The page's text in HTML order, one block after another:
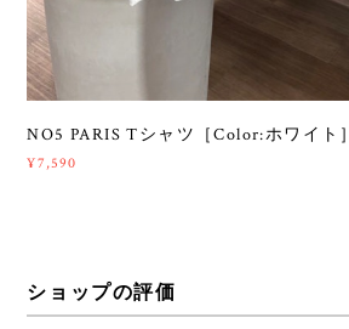
NO5 PARIS Tシャツ［Color:ホワイト］
¥7,590
ショップの評価